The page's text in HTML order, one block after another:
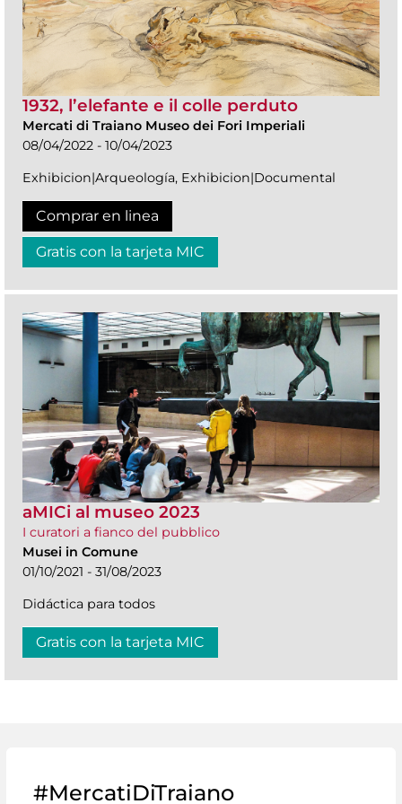
1932, l’elefante e il colle perduto
Mercati di Traiano Museo dei Fori Imperiali
08/04/2022 - 10/04/2023
Exhibicion|Arqueología, Exhibicion|Documental
Comprar en linea
Gratis con la tarjeta MIC
aMICi al museo 2023
I curatori a fianco del pubblico
Musei in Comune
01/10/2021 - 31/08/2023
Didáctica para todos
Gratis con la tarjeta MIC
#MercatiDiTraiano